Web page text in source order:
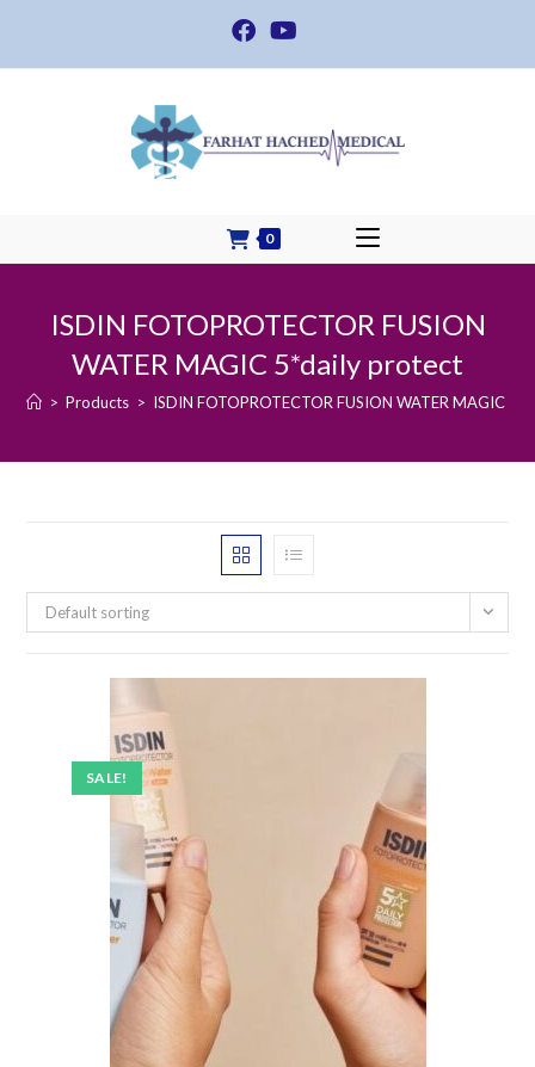
content
0
ISDIN FOTOPROTECTOR FUSION
WATER MAGIC 5*daily protect
> Products > ISDIN FOTOPROTECTOR FUSION WATER MAGIC
Default sorting
SALE!